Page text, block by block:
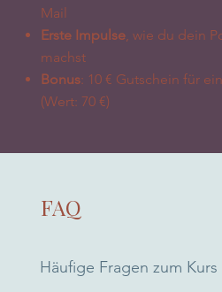
Mail
Erste Impulse, wie du dein
machst
Bonus: 10 € Gutschein für
(Wert: 70 €)
FAQ
Häufige Fragen zum Kurs